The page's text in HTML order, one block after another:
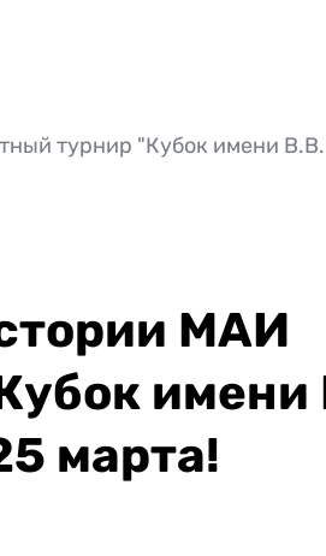
турнир "Кубок имени В.В.
МАИ
имени
марта!